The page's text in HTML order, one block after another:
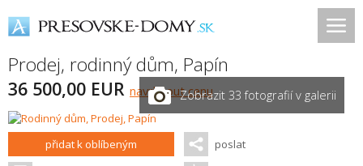
Prodej, rodinný dům, Papín
36 500,00 EUR navrhnout cenuZobrazit 33 fotografií v galerii
přidat k oblíbeným poslat